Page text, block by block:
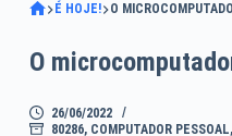
É HOJE! O
O
26/06/2022
80286, COMPUTADOR PESSOAL,